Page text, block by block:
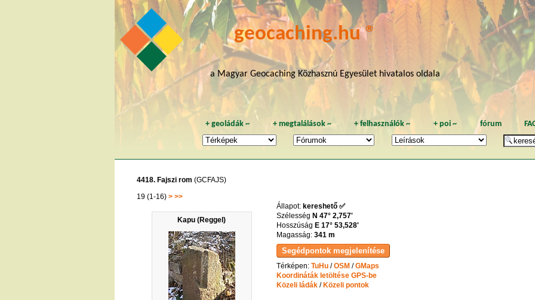
geocaching.hu ®
a Magyar Geocaching Közhasznú Egyesület hivatalos oldala
+geoládák ~ + megtalálások~ +felhasználók ~ + poi~ fórum
4418. Fajszi rom (GCFAJS)
19 (1-16) > >>
Kapu (Reggel)
Állapot: kereshető ✅
Szélesség N 47° 2,757'
Hosszúság E 17° 53,528'
Magasság: 341 m
Térképen: TuHu/OSM/GMaps
Koordináták letöltése GPS-be
Közeli ládák/Közeli pontok